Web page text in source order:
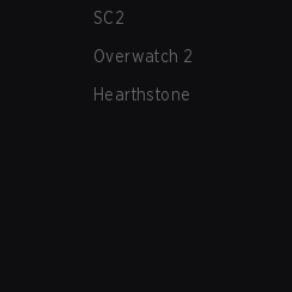
SC2
Overwatch 2
Hearthstone